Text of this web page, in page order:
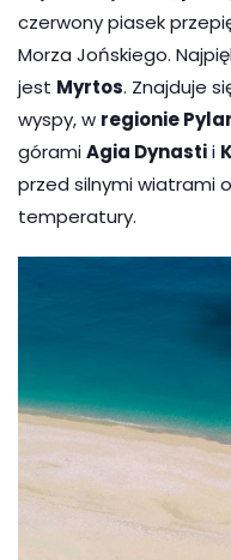
czerwony piasek
Morza Jońskiego.
jest Myrtos. Znajduje
wyspy, w regionie
góramiAgia Dynastii
przed silnymi wiatrami
temperatury.